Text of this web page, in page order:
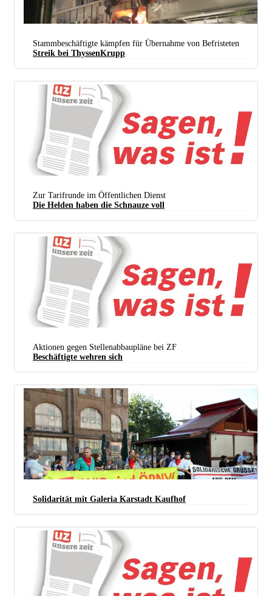
Unterbesetzung in den Schichten erschwert zusätzlich die Knochenarbeit der Kolegen (Foto:
Katpatuka / Wikimedia Commons /
CC BY-SA 3.0)
Stammbeschäftigte kämpfen für Übernahme von Befristeten
Streik bei ThyssenKrupp
Zur Tarifrunde im Öffentlichen Dienst
Die Helden haben die Schnauze voll
Aktionen gegen Stellenabbaupläne bei ZF
Beschäftigte wehren sich
(Foto: Peter Köster)
Solidarität mit Galeria Karstadt Kaufhof